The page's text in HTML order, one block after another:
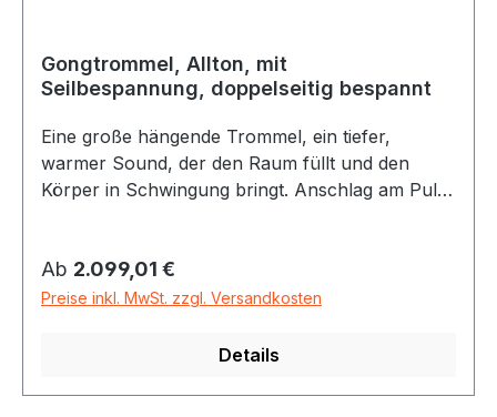
Gongtrommel, Allton, mit
Seilbespannung, doppelseitig bespannt
Eine große hängende Trommel, ein tiefer,
warmer Sound, der den Raum füllt und den
Körper in Schwingung bringt. Anschlag am Puls.
Energie von der Schwingung des Felles
beantwortet wird. Mit Aufpreis ist auch eine
Regulärer Preis:
Ab 2.099,01 €
Preise inkl. MwSt. zzgl. Versandkosten
Details